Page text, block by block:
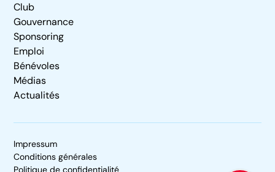
Club
Gouvernance
Sponsoring
Emploi
Bénévoles
Médias
Actualités
Impressum
Conditions générales
Politique de confidentialité